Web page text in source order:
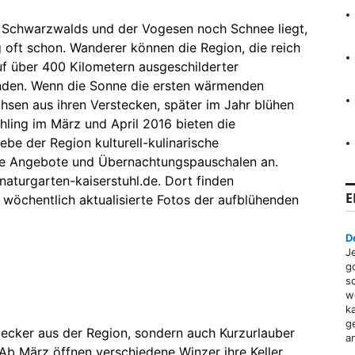
und der Vogesen noch Schnee liegt,
schon. Wanderer können die Region, die reich
über 400 Kilometern ausgeschilderter
Wenn die Sonne die ersten wärmenden
aus ihren Verstecken, später im Jahr blühen
im März und April 2016 bieten die
der Region kulturell-kulinarische
und Übernachtungspauschalen an.
kaiserstuhl.de. Dort finden
aktualisierte Fotos der aufblühenden
aus der Region, sondern auch Kurzurlauber